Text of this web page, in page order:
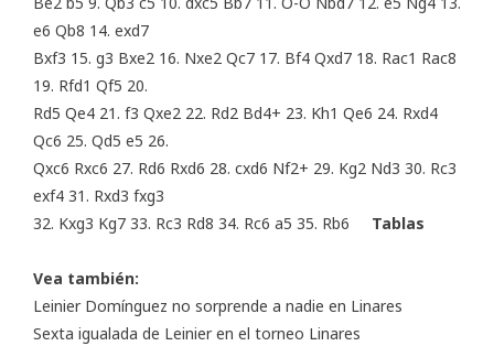
e6 Qb8 14. exd7
Bxf3 15. g3 Bxe2 16. Nxe2 Qc7 17. Bf4 Qxd7 18. Rac1 Rac8
19. Rfd1 Qf5 20.
Rd5 Qe4 21. f3 Qxe2 22. Rd2 Bd4+ 23. Kh1 Qe6 24. Rxd4
Qc6 25. Qd5 e5 26.
Qxc6 Rxc6 27. Rd6 Rxd6 28. cxd6 Nf2+ 29. Kg2 Nd3 30. Rc3
exf4 31. Rxd3 fxg3
32. Kxg3 Kg7 33. Rc3 Rd8 34. Rc6 a5 35. Rb6 Tablas
Vea también:
Leinier Domínguez no sorprende a nadie en Linares
Sexta igualada de Leinier en el torneo Linares